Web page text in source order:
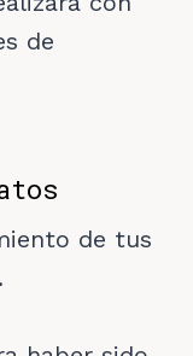
de
de tus